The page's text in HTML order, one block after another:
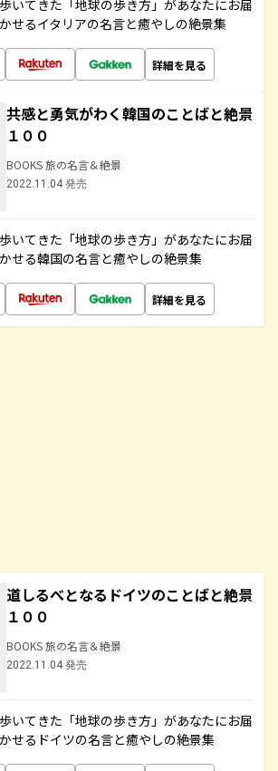
いてきた「地球の歩き方」があなたにお届
せるイタリアの名言と癒やしの絶景集
詳細を見る
共感と勇気がわく韓国のことばと絶景
１００
BOOKS 旅の名言＆絶景
2022.11.04 発売
いてきた「地球の歩き方」があなたにお届
せる韓国の名言と癒やしの絶景集
詳細を見る
道しるべとなるドイツのことばと絶景
１００
BOOKS 旅の名言＆絶景
2022.11.04 発売
いてきた「地球の歩き方」があなたにお届
せるドイツの名言と癒やしの絶景集